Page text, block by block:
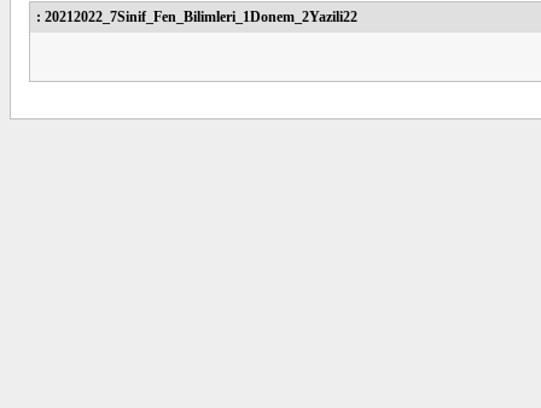
: 20212022_7Sinif_Fen_Bilimleri_1Donem_2Yazili22